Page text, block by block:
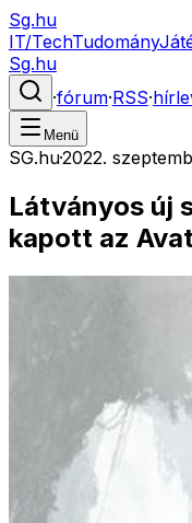
Sg.hu
IT/TechTudomány
Sg.hu
·fórum·RSS·
Menü
SG.hu·2022.
Látványos új
kapott az